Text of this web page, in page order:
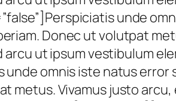
unde
Donec ut volutpat
arcu ut ipsum vestibulum
unde omnis iste natus
metus. Vivamus justo